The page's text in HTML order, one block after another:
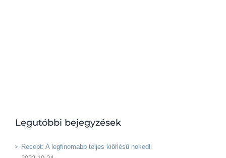
Legutóbbi bejegyzések
Recept: A legfinomabb teljes kiőrlésű nokedli